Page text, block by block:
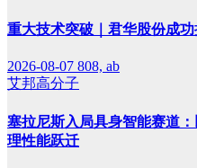
重大技术突破｜君华股份成
2026-08-07 808, ab
艾邦高分子
塞拉尼斯入局具身智能赛道
理性能跃迁